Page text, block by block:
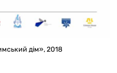
дім», 2018